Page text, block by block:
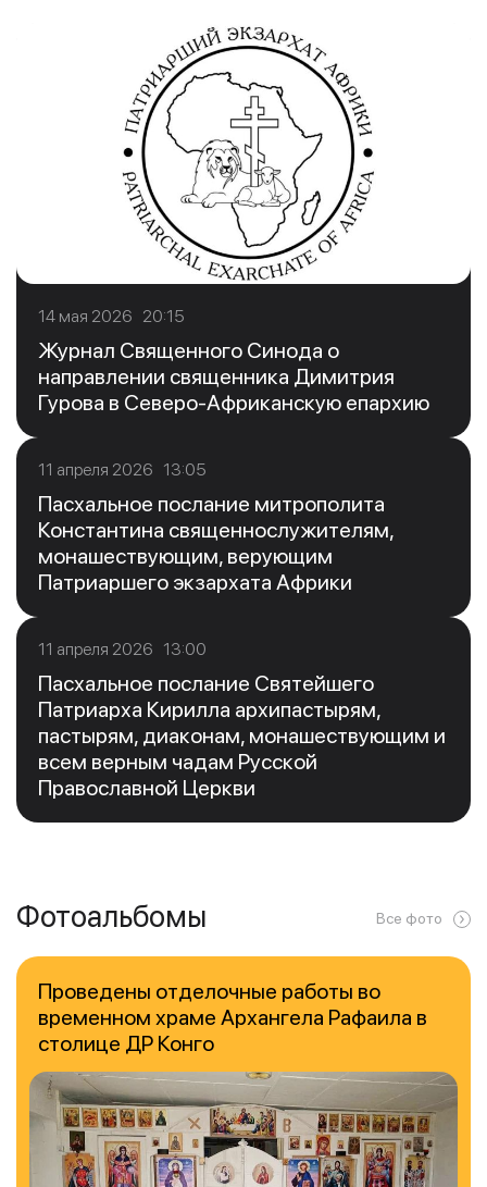
14 мая 2026 20:15
Журнал Священного Синода о
направлении священника Димитрия
Гурова в Северо-Африканскую епархию
11 апреля 2026 13:05
Пасхальное послание митрополита
Константина священнослужителям,
монашествующим, верующим
Патриаршего экзархата Африки
11 апреля 2026 13:00
Пасхальное послание Святейшего
Патриарха Кирилла архипастырям,
пастырям, диаконам, монашествующим и
всем верным чадам Русской
Православной Церкви
Фотоальбомы Все фото
Проведены отделочные работы во
временном храме Архангела Рафаила в
столице ДР Конго